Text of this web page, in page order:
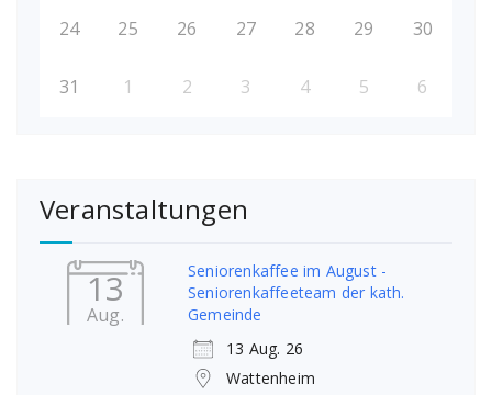
24 25 26 27 28 29 30
31 1 2 3 4 5 6
Veranstaltungen
13
Aug.
Seniorenkaffee im August -
Seniorenkaffeeteam der kath.
Gemeinde
13 Aug. 26
Wattenheim